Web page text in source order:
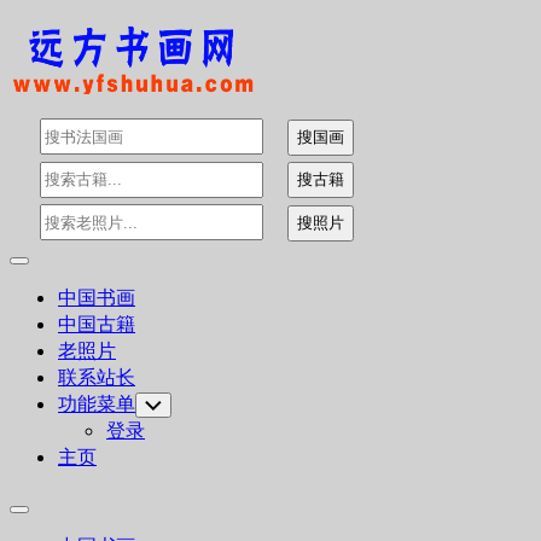
Skip
content
Expand
中国书画
中国古籍
老照片
联系站长
功能菜单 Toggle
Child
Menu
登录
主页
Expand